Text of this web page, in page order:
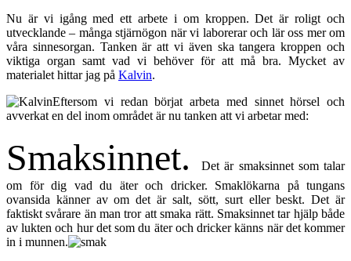
Nu är vi igång med ett arbete i om kroppen. Det är roligt och
utvecklande – många stjärnögon när vi laborerar och lär oss mer om
våra sinnesorgan. Tanken är att vi även ska tangera kroppen och
viktiga organ samt vad vi behöver för att må bra. Mycket av
materialet hittar jag på Kalvin.
Eftersom vi redan börjat arbeta med sinnet hörsel och
avverkat en del inom området är nu tanken att vi arbetar med:
Smaksinnet.Det är smaksinnet som talar
om för dig vad du äter och dricker. Smaklökarna på tungans
ovansida känner av om det är salt, sött, surt eller beskt. Det är
faktiskt svårare än man tror att smaka rätt. Smaksinnet tar hjälp både
av lukten och hur det som du äter och dricker känns när det kommer
in i munnen.